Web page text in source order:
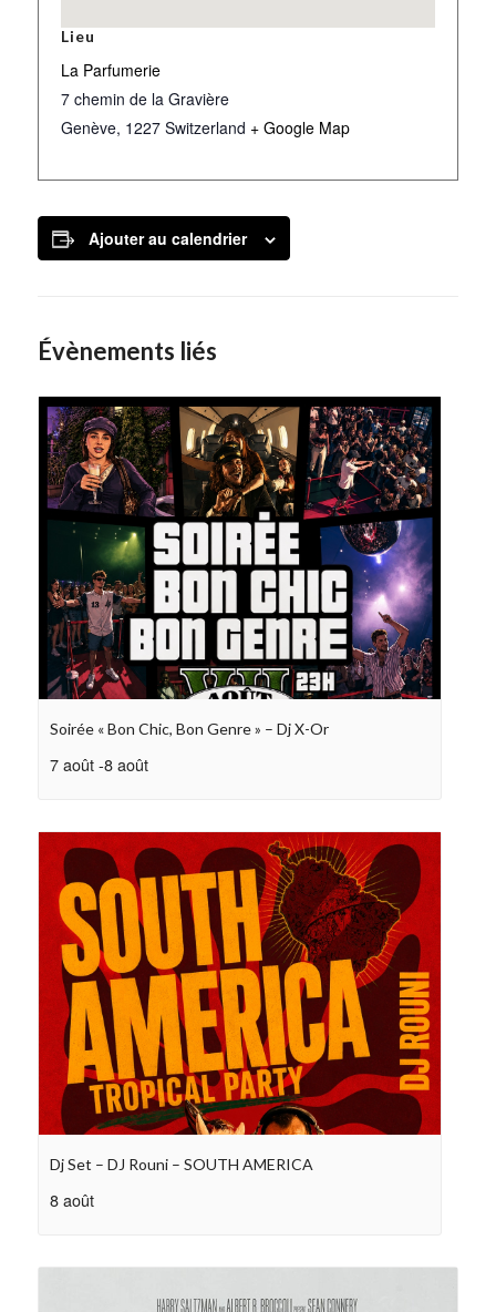
Lieu
La Parfumerie
7 chemin de la Gravière
Genève, 1227 Switzerland + Google Map
Ajouter au calendrier
Évènements liés
Soirée « Bon Chic, Bon Genre » – Dj X-Or
7 août -8 août
Dj Set – DJ Rouni – SOUTH AMERICA
8 août